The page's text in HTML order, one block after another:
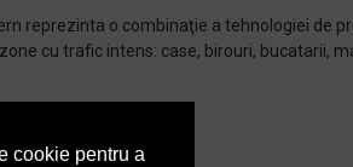
cookie pentru a
reprezinta o combinaţie a tehnologiei de
cu trafic intens: case, birouri, bucatarii,